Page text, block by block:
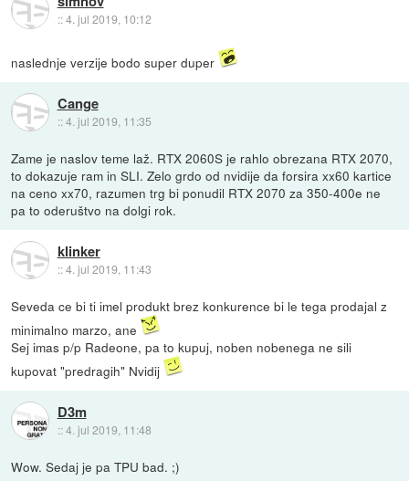
::4. jul 2019, 10:12
naslednje verzije bodo super duper
Cange
::4. jul 2019, 11:35
Zame je naslov teme laž. RTX 2060S je rahlo obrezana RTX 2070,
to dokazuje ram in SLI. Zelo grdo od nvidije da forsira xx60 kartice
na ceno xx70, razumen trg bi ponudil RTX 2070 za 350-400e ne
pa to oderuštvo na dolgi rok.
klinker
::4. jul 2019, 11:43
Seveda ce bi ti imel produkt brez konkurence bi le tega prodajal z
minimalno marzo, ane
Sej imas p/p Radeone, pa to kupuj, noben nobenega ne sili
kupovat "predragih" Nvidij
D3m
::4. jul 2019, 11:48
Wow. Sedaj je pa TPU bad. ;)